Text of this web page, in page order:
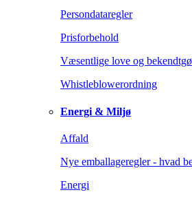
Persondataregler
Prisforbehold
Væsentlige love og
Whistleblowerordning
Energi & Miljø
Affald
Nye emballageregler - hvad
Energi